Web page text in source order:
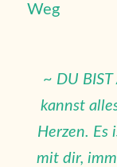
Weg
~ DU
kannst
Herzen. Es
mit dir,